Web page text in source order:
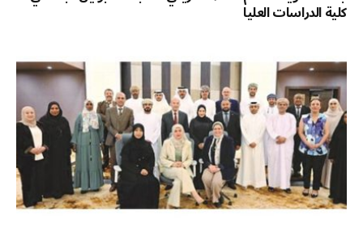
كلية الدراسات العليا